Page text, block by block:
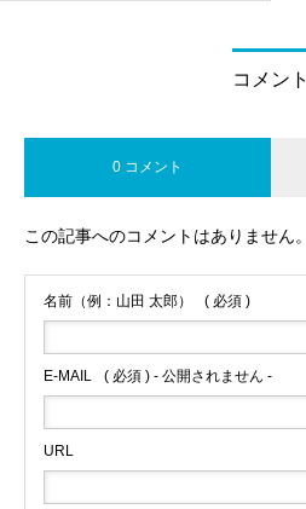
コメント
0 コメント
この記事へのコメントはありません。
名前（例：山田 太郎） ( 必須 )
E-MAIL ( 必須 ) - 公開されません -
URL